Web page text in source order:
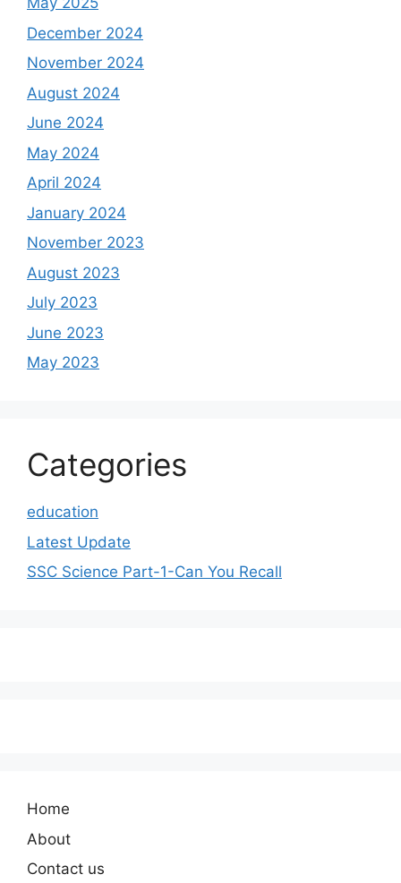
December 2024
November 2024
August 2024
June 2024
May 2024
April 2024
January 2024
November 2023
August 2023
July 2023
June 2023
May 2023
Categories
education
Latest Update
SSC Science Part-1-Can You Recall
Home
About
Contact us